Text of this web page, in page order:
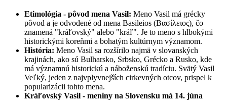
Etimológia - pôvod mena Vasil: Meno Vasil má grécky
pôvod a je odvodené od mena Basileios (Βασίλειος), čo
znamená "kráľovský" alebo "kráľ". Je to meno s hlbokými
historickými koreňmi a bohatým kultúrnym významom.
História: Meno Vasil sa rozšírilo najmä v slovanských
krajinách, ako sú Bulharsko, Srbsko, Grécko a Rusko, kde
má významnú historickú a náboženskú tradíciu. Svätý Vasil
Veľký, jeden z najvplyvnejších cirkevných otcov, prispel k
popularizácii tohto mena.
Kráľovský Vasil - meniny na Slovensku má 14. júna